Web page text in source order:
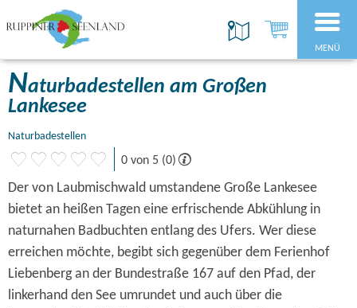
MENÜ
Naturbadestellen am Großen
Lankesee
Naturbadestellen
0 von 5 (0)
Der von Laubmischwald umstandene Große Lankesee
bietet an heißen Tagen eine erfrischende Abkühlung in
naturnahen Badbuchten entlang des Ufers. Wer diese
erreichen möchte, begibt sich gegenüber dem Ferienhof
Liebenberg an der Bundestraße 167 auf den Pfad, der
linkerhand den See umrundet und auch über die